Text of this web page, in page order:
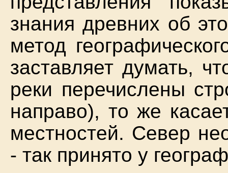
знания древних об
метод
заставляет думать,
реки перечислены
направо), то же
местностей. Север
- так принято у